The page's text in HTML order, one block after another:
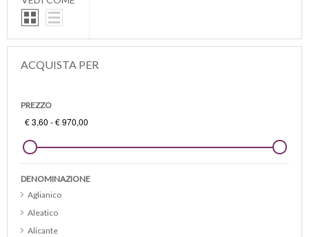
ACQUISTA PER
PREZZO
DENOMINAZIONE
Aglianico
Aleatico
Alicante